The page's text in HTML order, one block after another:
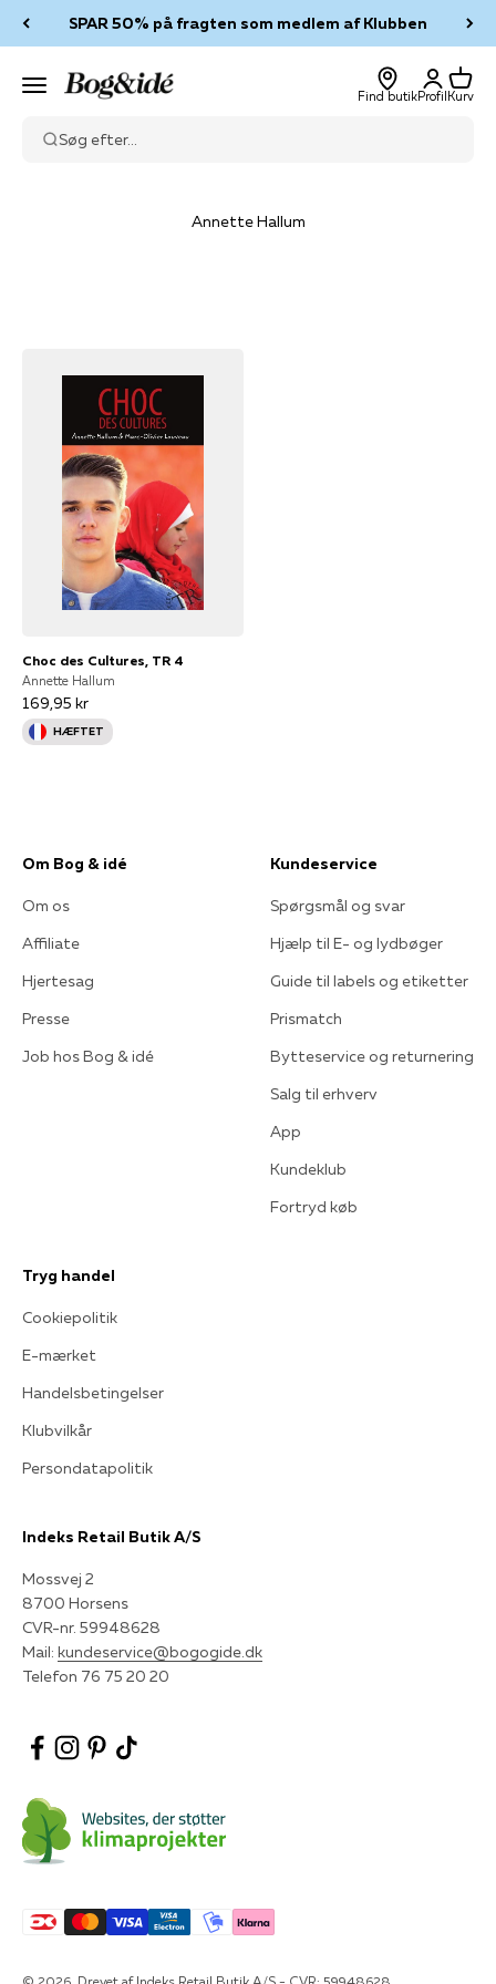
SPAR 50% på fragten som medlem af Klubben
Menu Bog & idé
Find butik
Log ind
Profil
Kurv
Kurv
Søg efter...
Annette Hallum
Choc des Cultures, TR 4
Annette Hallum
169,95 kr
HÆFTET
Om Bog & idé
Om os
Affiliate
Hjertesag
Presse
Job hos Bog & idé
Kundeservice
Spørgsmål og svar
Hjælp til E- og lydbøger
Guide til labels og etiketter
Prismatch
Bytteservice og returnering
Salg til erhverv
App
Kundeklub
Fortryd køb
Tryg handel
Cookiepolitik
E-mærket
Handelsbetingelser
Klubvilkår
Persondatapolitik
Indeks Retail Butik A/S
Mossvej 2
8700 Horsens
CVR-nr. 59948628
Mail: kundeservice@bogogide.dk
Telefon 76 75 20 20